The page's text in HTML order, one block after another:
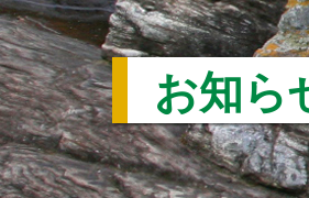
ス
キ
ッ
プ
お知ら